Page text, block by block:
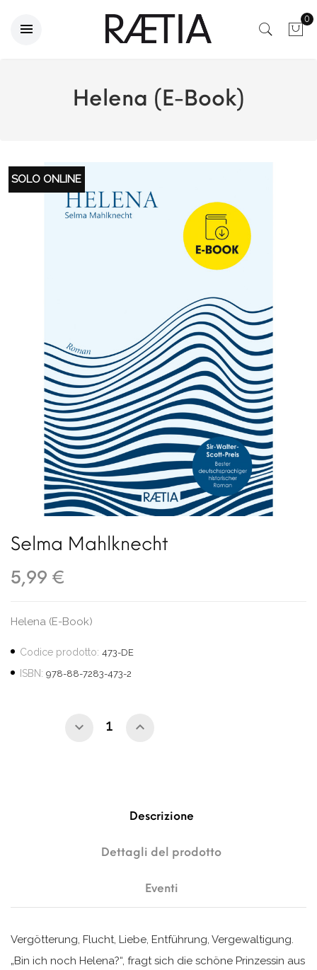
0
Helena (E-Book)
SOLO ONLINE
Selma Mahlknecht
5,99 €
Helena (E-Book)
Codice prodotto: 473-DE
ISBN: 978-88-7283-473-2
Descrizione
Dettagli del prodotto
Eventi
Vergötterung, Flucht, Liebe, Entführung, Vergewaltigung.
„Bin ich noch Helena?“, fragt sich die schöne Prinzessin aus